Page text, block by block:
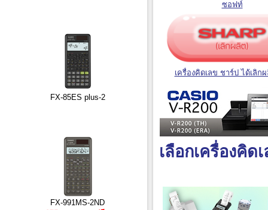
FX-85ES plus-2
FX-991MS-2ND
ซอฟท
เครื่องคิดเลข ชาร์ป ได้เลิก
เลือกเครื่องคิด